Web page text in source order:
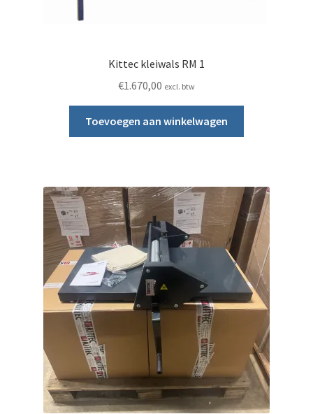
Kittec kleiwals RM 1
€1.670,00 excl. btw
Toevoegen aan winkelwagen